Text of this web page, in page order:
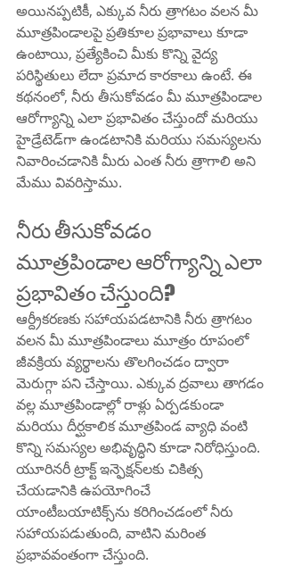
అయినప్పటికీ, ఎక్కువ నీరు త్రాగటం వలన మీ
మూత్రపిండాలపై ప్రతికూల ప్రభావాలు కూడా
ఉంటాయి, ప్రత్యేకించి మీకు కొన్ని వైద్య
పరిస్థితులు లేదా ప్రమాద కారకాలు ఉంటే. ఈ
కథనంలో, నీరు తీసుకోవడం మీ మూత్రపిండాల
ఆరోగ్యాన్ని ఎలా ప్రభావితం చేస్తుందో మరియు
హైడ్రేటెడ్‌గా ఉండటానికి మరియు సమస్యలను
నివారించడానికి మీరు ఎంత నీరు త్రాగాలి అని
మేము వివరిస్తాము.
నీరు తీసుకోవడం
మూత్రపిండాల ఆరోగ్యాన్ని ఎలా
ప్రభావితం చేస్తుంది?
ఆర్ద్రీకరణకు సహాయపడటానికి నీరు త్రాగటం
వలన మీ మూత్రపిండాలు మూత్రం రూపంలో
జీవక్రియ వ్యర్థాలను తొలగించడం ద్వారా
మెరుగ్గా పని చేస్తాయి. ఎక్కువ ద్రవాలు తాగడం
వల్ల మూత్రపిండాల్లో రాళ్లు ఏర్పడకుండా
మరియు దీర్ఘకాలిక మూత్రపిండ వ్యాధి వంటి
కొన్ని సమస్యల అభివృద్ధిని కూడా నిరోధిస్తుంది.
యూరినరీ ట్రాక్ట్ ఇన్ఫెక్షన్‌లకు చికిత్స
చేయడానికి ఉపయోగించే
యాంటీబయాటిక్స్‌ను కరిగించడంలో నీరు
సహాయపడుతుంది, వాటిని మరింత
ప్రభావవంతంగా చేస్తుంది.